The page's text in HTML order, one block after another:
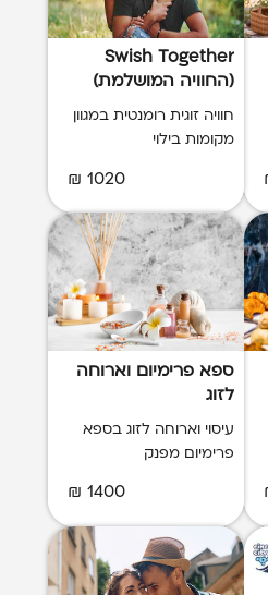
Swish Together
(החוויה המושלמת)
חוויה זוגית רומנטית במגוון
מקומות בילוי
1020 ₪
ספא פרימיום וארוחה
לזוג
עיסוי וארוחה לזוג בספא
פרימיום מפנק
1400 ₪